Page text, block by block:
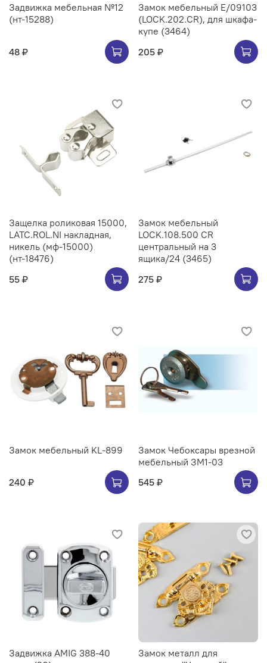
Задвижка мебельная №12
(нт-15288)
48 ₽
Замок мебельный Е/09103
(LOCK.202.CR), для шкафа-
купе (3464)
205 ₽
Защелка роликовая 15000,
LATC.ROL.NI накладная,
никель (мф-15000)
(нт-18476)
55 ₽
Замок мебельный
LOCK.108.500 CR
центральный на 3
ящика/24 (3465)
275 ₽
Замок мебельный KL-899
240 ₽
Замок Чебоксары врезной
мебельный ЗМ1-03
545 ₽
Задвижка AMIG 388-40
Замок металл для